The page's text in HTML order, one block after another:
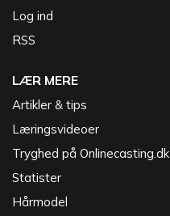
Log ind
RSS
LÆR MERE
Artikler & tips
Læringsvideoer
Tryghed på Onlinecasting.dk
Statister
Hårmodel